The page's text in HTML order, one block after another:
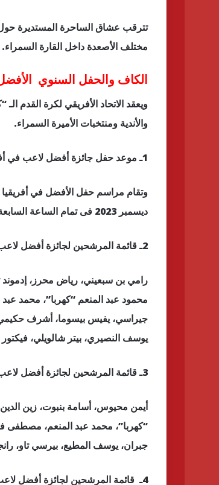
مختلف الأصعدة داخل القارة السمراء.
الكاف والحفل السنوي
ويعقد الاتحاد الأفريقي لكرة القدم
والأندية ومنتخبات الأميرة السمراء.
1ـ موعد حفل جائزة أفضل لاعب في أفريقيا 2023
ديسمبر 2023 فى تمام الساعة السابعة مساء بتوقيت القاهرة الثامنة بتوقيت السعودية .
2ـ قائمة المرشحين لجائزة أفضل لاعب في أفريقيا 2023
رامي بن سبعيني، رياض محرز، إدموند
محمود عبد المنعم “كهربا”، محمد
جيراسي، يفيس بيسوما، أشرف
يوسف النصيري، بيتر شالويلي،
3ـ قائمة المرشحين لجائزة أفضل لاعب في أفريقيا (داخل القارة) 2023
أيمن محيوس، أسامة بنبوت، زين
“كهربا”، محمد عبد المنعم، مصطفى
جبران، يوسف المطيع، بيرسي تاو،
4ـ قائمة المرشحين لجائزة أفضل لاعب شاب في أفريقيا 2023